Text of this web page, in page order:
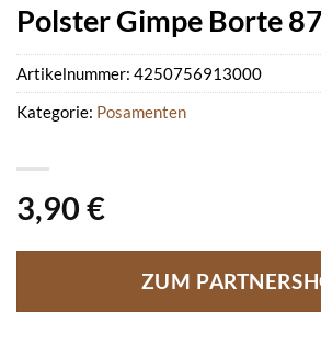
Polster Gimpe Borte
3,90 €
ZUM
Artikelnummer: 4250756913000
Kategorie: Posamenten